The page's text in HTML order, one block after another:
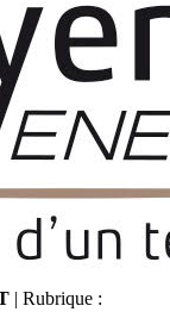
| Rubrique :